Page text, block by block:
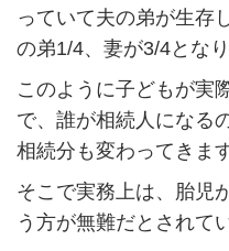
っていて夫の弟が生存
の弟1/4、妻が3/4とな
このように子どもが実
で、誰が相続人になる
相続分も変わってきます
そこで実務上は、胎児
う方が無難だとされて